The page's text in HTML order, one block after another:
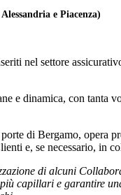
e Piacenza)
nel settore
e dinamica, con tanta
porte di Bergamo,
e, se necessario, in
di alcuni
capillari e garantire